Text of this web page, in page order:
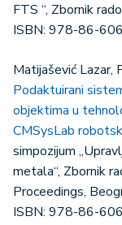
FTS “, Zbornik
ISBN: 978-86-
Matijašević Lazar,
Podaktuirani
objektima u
CMSysLab
simpozijum
metala“, Zbornik
Proceedings,
ISBN: 978-86-